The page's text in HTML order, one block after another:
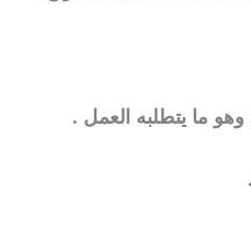
ما يتطلبه العمل .